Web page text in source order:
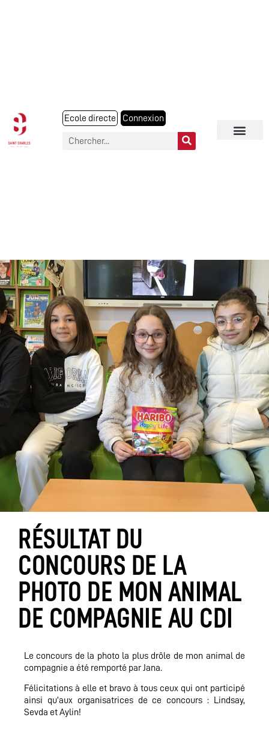
Ecole directe Connexion
RÉSULTAT DU
CONCOURS DE LA
PHOTO DE MON ANIMAL
DE COMPAGNIE AU CDI
Le concours de la photo la plus drôle de mon animal de
compagnie a été remporté par Jana.
Félicitations à elle et bravo à tous ceux qui ont participé
ainsi qu’aux organisatrices de ce concours : Lindsay,
Sevda et Aylin!